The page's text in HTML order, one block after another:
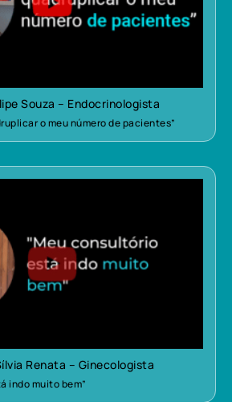
Souza – Endocrinologista
o meu número de pacientes”
Renata – Ginecologista
indo muito bem”